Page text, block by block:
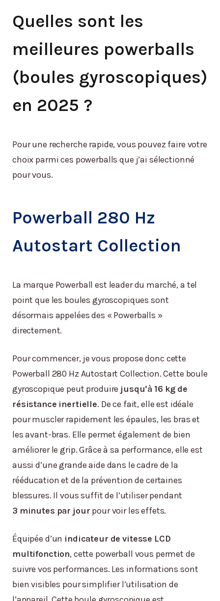
Quelles sont les
meilleures powerballs
(boules gyroscopiques)
en 2025 ?
Pour une recherche rapide, vous pouvez faire votre
choix parmi ces powerballs que j’ai sélectionné
pour vous.
Powerball 280 Hz
Autostart Collection
La marque Powerball est leader du marché, a tel
point que les boules gyroscopiques sont
désormais appelées des « Powerballs »
directement.
Pour commencer, je vous propose donc cette
Powerball 280 Hz Autostart Collection. Cette boule
gyroscopique peut produire jusqu’à 16 kg de
résistance inertielle. De ce fait, elle est idéale
pour muscler rapidement les épaules, les bras et
les avant-bras. Elle permet également de bien
améliorer le grip. Grâce à sa performance, elle est
aussi d’une grande aide dans le cadre de la
rééducation et de la prévention de certaines
blessures. Il vous suffit de l’utiliser pendant
3 minutes par jour pour voir les effets.
Équipée d’un indicateur de vitesse LCD
multifonction, cette powerball vous permet de
suivre vos performances. Les informations sont
bien visibles pour simplifier l’utilisation de